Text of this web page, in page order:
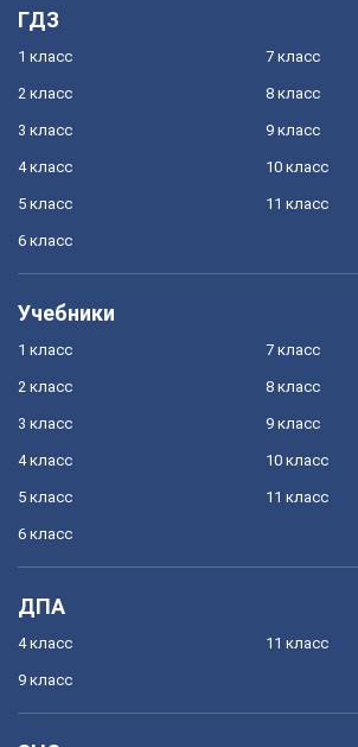
ГДЗ
1 класс
2 класс
3 класс
4 класс
5 класс
6 класс
7 класс
8 класс
9 класс
10 класс
11 класс
Учебники
1 класс
2 класс
3 класс
4 класс
5 класс
6 класс
7 класс
8 класс
9 класс
10 класс
11 класс
ДПА
4 класс
9 класс
11 класс